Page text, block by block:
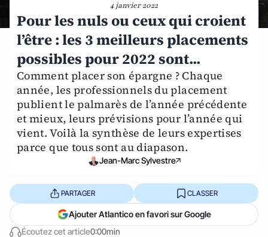
4 janvier 2022
Pour les nuls ou ceux qui croient
l’être : les 3 meilleurs placements
possibles pour 2022 sont...
Comment placer son épargne ? Chaque
année, les professionnels du placement
publient le palmarès de l’année précédente
et mieux, leurs prévisions pour l’année qui
vient. Voilà la synthèse de leurs expertises
parce que tous sont au diapason.
Jean-Marc Sylvestre
Écoutez cet article0:00min
PARTAGER CLASSER
Ajouter Atlantico en favori sur Google